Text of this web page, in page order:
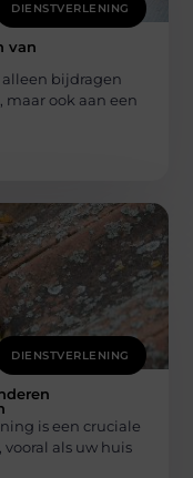
DIENSTVERLENING
van
bijdragen
maar ook aan een
DIENSTVERLENING
is een cruciale
als uw huis